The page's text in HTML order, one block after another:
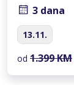
3 dana
13.11.
od 1.399 KM